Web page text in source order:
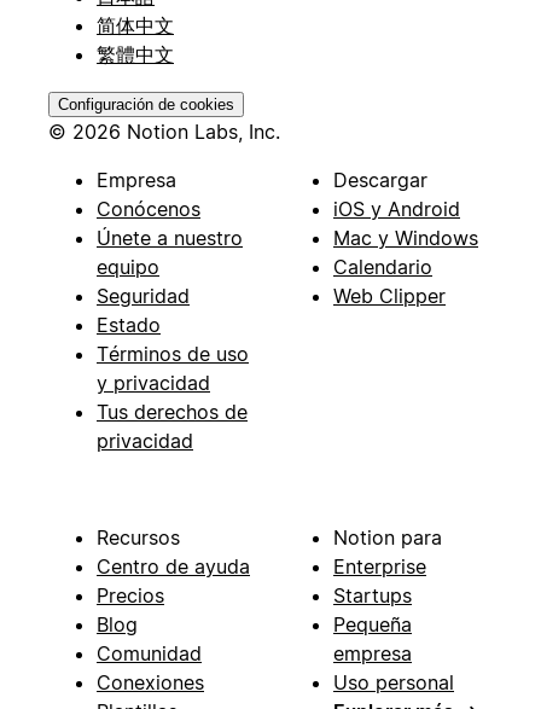
简体中文
繁體中文
Configuración de cookies
© 2026 Notion Labs, Inc.
Empresa
Conócenos
Únete a nuestro
equipo
Seguridad
Estado
Términos de uso
y privacidad
Tus derechos de
privacidad
Descargar
iOS y Android
Mac y Windows
Calendario
Web Clipper
Recursos
Centro de ayuda
Precios
Blog
Comunidad
Conexiones
Notion para
Enterprise
Startups
Pequeña
empresa
Uso personal